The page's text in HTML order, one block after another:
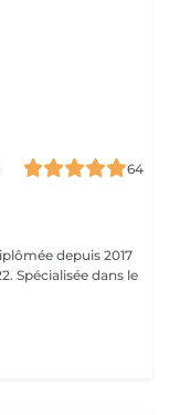
64
depuis 2017
Spécialisée dans le